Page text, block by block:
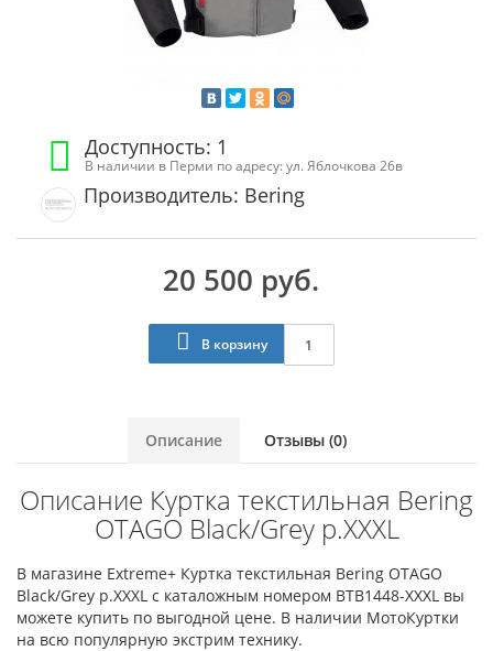
Доступность: 1
В наличии в Перми по адресу: ул. Яблочкова 26в
Производитель: Bering
20 500 руб.
В корзину
Описание Отзывы (0)
Описание Куртка текстильная Bering
OTAGO Black/Grey р.XXXL
В магазине Extreme+ Куртка текстильная Bering OTAGO
Black/Grey р.XXXL с каталожным номером BTB1448-XXXL вы
можете купить по выгодной цене. В наличии МотоКуртки
на всю популярную экстрим технику.